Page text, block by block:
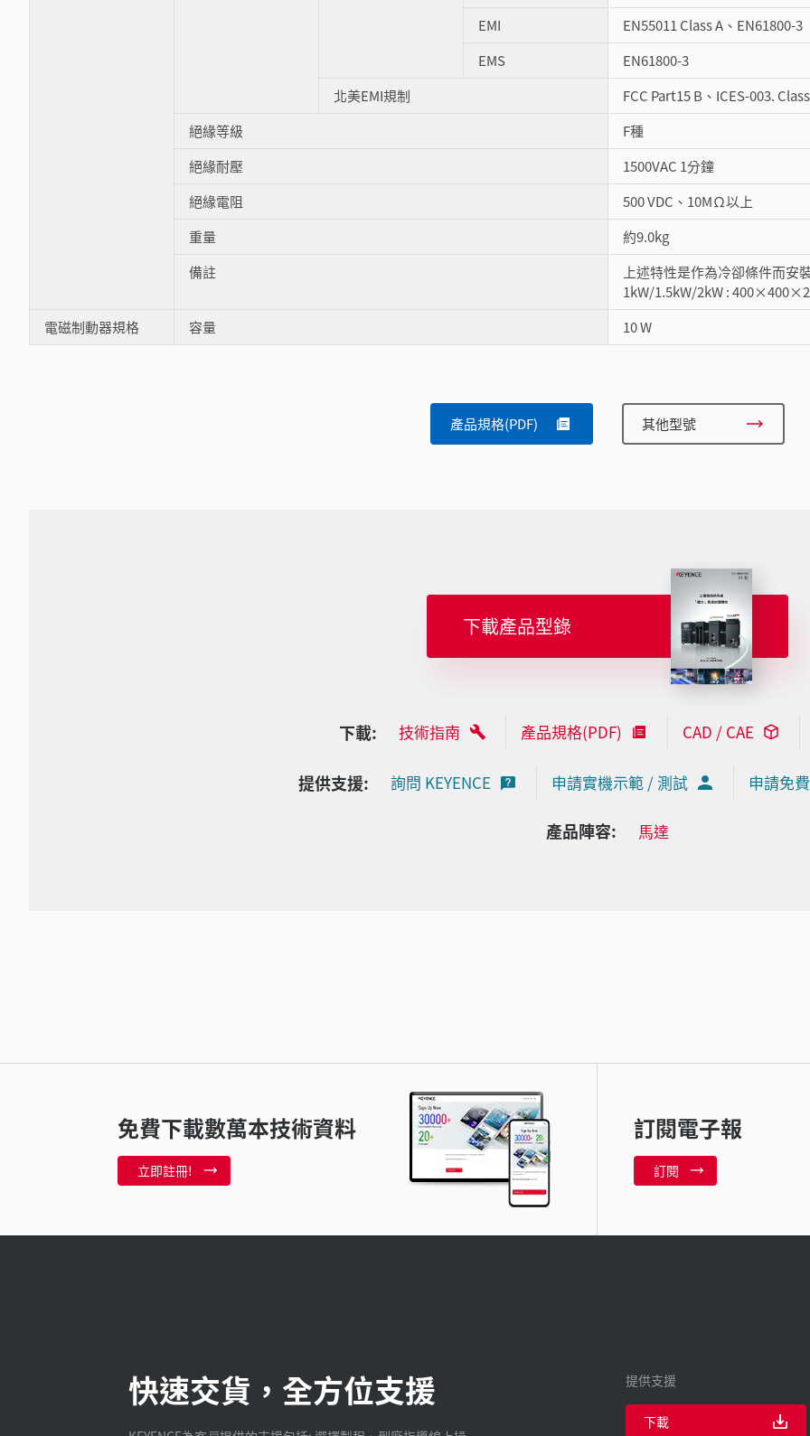
EMI
EN55011 Class A、EN61800-3
EMS
EN61800-3
北美EMI規制
FCC Part15 B、ICES-003.
絕緣等級
F種
絕緣耐壓
1500VAC 1分鐘
絕緣電阻
500 VDC、10MΩ以上
重量
約9.0kg
備註
上述特性是作為冷卻條件而安
1kW/1.5kW/2kW :
電磁制動器規格
容量 10 W
產品規格(PDF) 其他型號
下載產品型錄
下載: 技術指南 產品規格(PDF) CAD / CAE
提供支援: 詢問 KEYENCE 申請實機示範 / 測試 申請免
產品陣容: 馬達
免費下載數萬本技術資料
立即註冊!
訂閱電子報
訂閱
快速交貨，全方位支援 提供支援
下載